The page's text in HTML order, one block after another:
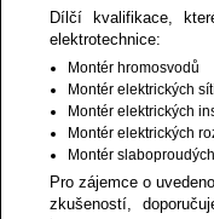
Dílčí kvalifikace,
elektrotechnice:
Montér hromosvodů
Montér elektrických
Montér elektrických
Montér elektrických
Montér
Pro zájemce o
zkušeností,